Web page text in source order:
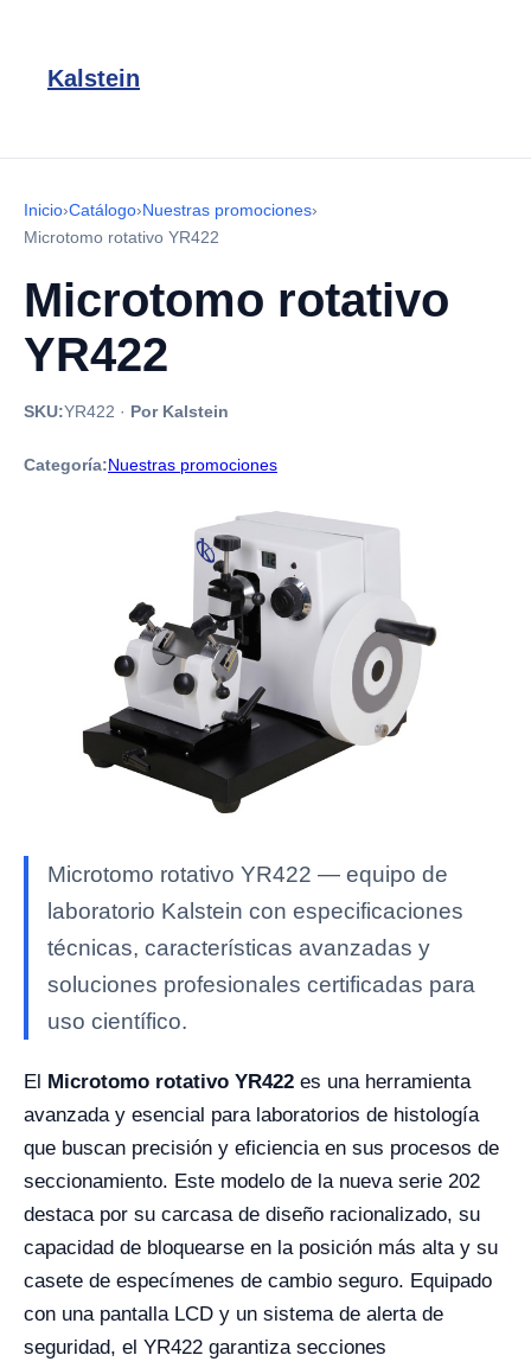
Kalstein
Inicio›Catálogo›Nuestras promociones›
Microtomo rotativo YR422
Microtomo rotativo
YR422
SKU:YR422 · Por Kalstein
Categoría:Nuestras promociones
Microtomo rotativo YR422 — equipo de
laboratorio Kalstein con especificaciones
técnicas, características avanzadas y
soluciones profesionales certificadas para
uso científico.
El Microtomo rotativo YR422 es una herramienta
avanzada y esencial para laboratorios de histología
que buscan precisión y eficiencia en sus procesos de
seccionamiento. Este modelo de la nueva serie 202
destaca por su carcasa de diseño racionalizado, su
capacidad de bloquearse en la posición más alta y su
casete de especímenes de cambio seguro. Equipado
con una pantalla LCD y un sistema de alerta de
seguridad, el YR422 garantiza secciones